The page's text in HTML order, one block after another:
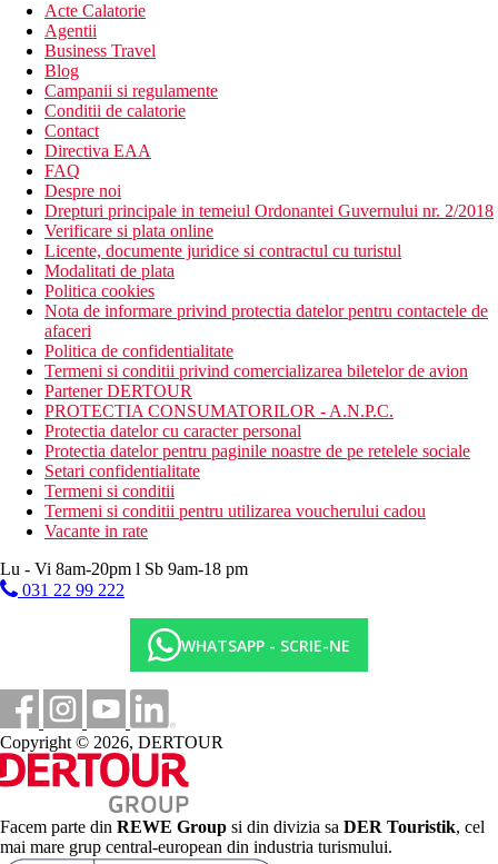
Acte Calatorie
Agentii
Business Travel
Blog
Campanii si regulamente
Conditii de calatorie
Contact
Directiva EAA
FAQ
Despre noi
Drepturi principale in temeiul Ordonantei Guvernului nr. 2/2018
Verificare si plata online
Licente, documente juridice si contractul cu turistul
Modalitati de plata
Politica cookies
Nota de informare privind protectia datelor pentru contactele de
afaceri
Politica de confidentialitate
Termeni si conditii privind comercializarea biletelor de avion
Partener DERTOUR
PROTECTIA CONSUMATORILOR - A.N.P.C.
Protectia datelor cu caracter personal
Protectia datelor pentru paginile noastre de pe retelele sociale
Setari confidentialitate
Termeni si conditii
Termeni si conditii pentru utilizarea voucherului cadou
Vacante in rate
Lu - Vi 8am-20pm l Sb 9am-18 pm
031 22 99 222
WHATSAPP - SCRIE-NE
Copyright © 2026, DERTOUR
Facem parte din REWE Group si din divizia sa DER Touristik, cel
mai mare grup central-european din industria turismului.